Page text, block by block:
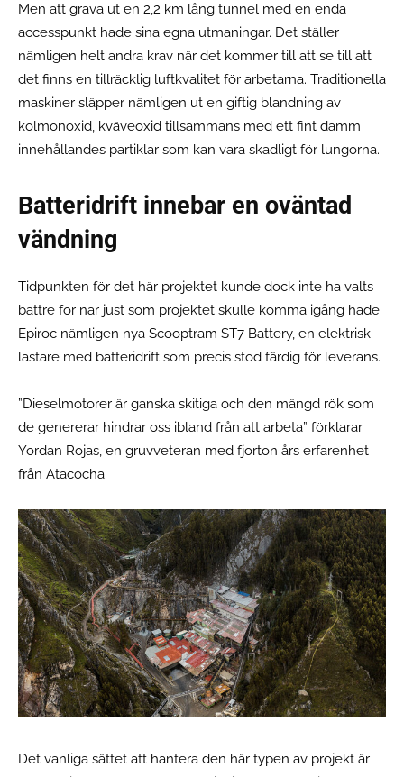
Men att gräva ut en 2,2 km lång tunnel med en enda
accesspunkt hade sina egna utmaningar. Det ställer
nämligen helt andra krav när det kommer till att se till att
det finns en tillräcklig luftkvalitet för arbetarna. Traditionella
maskiner släpper nämligen ut en giftig blandning av
kolmonoxid, kväveoxid tillsammans med ett fint damm
innehållandes partiklar som kan vara skadligt för lungorna.
Batteridrift innebar en oväntad
vändning
Tidpunkten för det här projektet kunde dock inte ha valts
bättre för när just som projektet skulle komma igång hade
Epiroc nämligen nya Scooptram ST7 Battery, en elektrisk
lastare med batteridrift som precis stod färdig för leverans.
”Dieselmotorer är ganska skitiga och den mängd rök som
de genererar hindrar oss ibland från att arbeta” förklarar
Yordan Rojas, en gruvveteran med fjorton års erfarenhet
från Atacocha.
Det vanliga sättet att hantera den här typen av projekt är